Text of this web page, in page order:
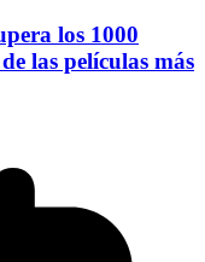
los 1000
las películas más